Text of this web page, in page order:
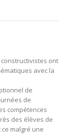
ont
avec la
de
de
compétences
des élèves de
malgré une